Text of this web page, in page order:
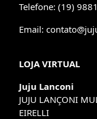
Telefone: (19)
Email:
LOJA VIRTUAL
Juju Lanconi
JUJU LANÇONI
EIRELLI